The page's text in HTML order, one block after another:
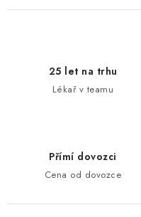
25 let na trhu
Lékař v teamu
Přímí dovozci
Cena od dovozce